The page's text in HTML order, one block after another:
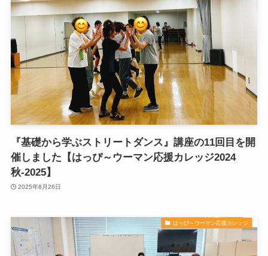
『基礎から学ぶストリートダンス』講座の11回目を開
催しました【はっぴ～ウーマン応援カレッジ2024
秋-2025】
2025年8月26日
はっぴ～ウーマン応援カレッジ